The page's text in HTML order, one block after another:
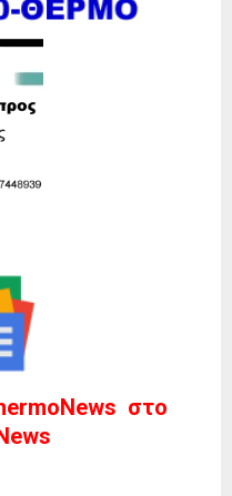
στο